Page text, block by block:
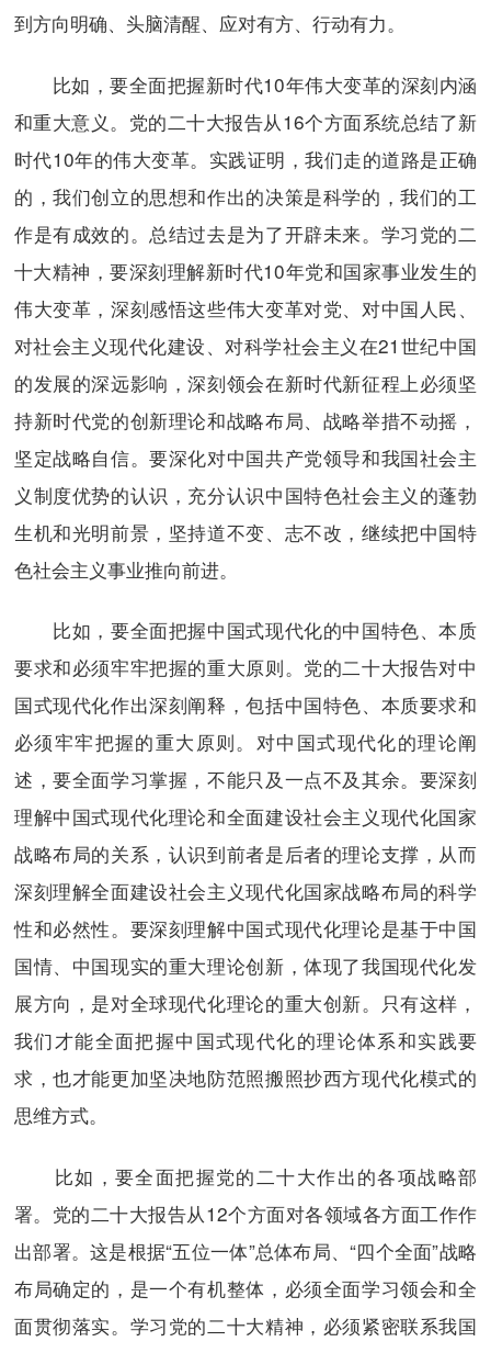
到方向明确、头脑清醒、应对有方、行动有力。
比如，要全面把握新时代10年伟大变革的深刻内涵
和重大意义。党的二十大报告从16个方面系统总结了新
时代10年的伟大变革。实践证明，我们走的道路是正确
的，我们创立的思想和作出的决策是科学的，我们的工
作是有成效的。总结过去是为了开辟未来。学习党的二
十大精神，要深刻理解新时代10年党和国家事业发生的
伟大变革，深刻感悟这些伟大变革对党、对中国人民、
对社会主义现代化建设、对科学社会主义在21世纪中国
的发展的深远影响，深刻领会在新时代新征程上必须坚
持新时代党的创新理论和战略布局、战略举措不动摇，
坚定战略自信。要深化对中国共产党领导和我国社会主
义制度优势的认识，充分认识中国特色社会主义的蓬勃
生机和光明前景，坚持道不变、志不改，继续把中国特
色社会主义事业推向前进。
比如，要全面把握中国式现代化的中国特色、本质
要求和必须牢牢把握的重大原则。党的二十大报告对中
国式现代化作出深刻阐释，包括中国特色、本质要求和
必须牢牢把握的重大原则。对中国式现代化的理论阐
述，要全面学习掌握，不能只及一点不及其余。要深刻
理解中国式现代化理论和全面建设社会主义现代化国家
战略布局的关系，认识到前者是后者的理论支撑，从而
深刻理解全面建设社会主义现代化国家战略布局的科学
性和必然性。要深刻理解中国式现代化理论是基于中国
国情、中国现实的重大理论创新，体现了我国现代化发
展方向，是对全球现代化理论的重大创新。只有这样，
我们才能全面把握中国式现代化的理论体系和实践要
求，也才能更加坚决地防范照搬照抄西方现代化模式的
思维方式。
比如，要全面把握党的二十大作出的各项战略部
署。党的二十大报告从12个方面对各领域各方面工作作
出部署。这是根据“五位一体”总体布局、“四个全面”战略
布局确定的，是一个有机整体，必须全面学习领会和全
面贯彻落实。学习党的二十大精神，必须紧密联系我国